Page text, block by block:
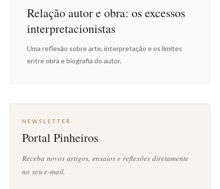
Relação autor e obra: os excessos
interpretacionistas
Uma reflexão sobre arte, interpretação e os limites
entre obra e biografia do autor.
NEWSLETTER
Portal Pinheiros
Receba novos artigos, ensaios e reflexões diretamente
no seu e-mail.